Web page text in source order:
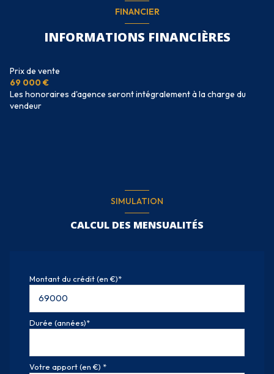
FINANCIER
INFORMATIONS FINANCIÈRES
Prix de vente
69 000 €
Les honoraires d'agence seront intégralement à la charge du
vendeur
SIMULATION
CALCUL DES MENSUALITÉS
Montant du crédit (en €)*
Durée (années)*
Votre apport (en €) *